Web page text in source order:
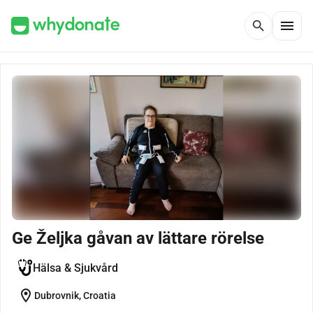
search menu
Ge Željka gåvan av lättare rörelse
Hälsa & Sjukvård
location_on Dubrovnik, Croatia